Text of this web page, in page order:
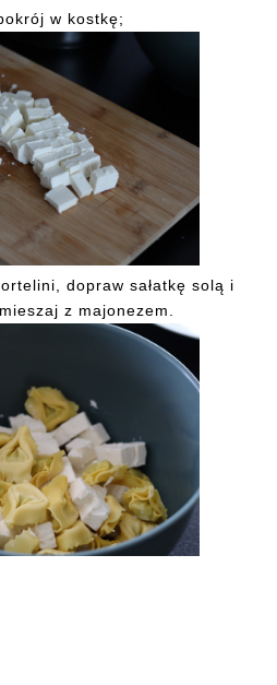
w kostkę;
dopraw sałatkę solą i
z majonezem.